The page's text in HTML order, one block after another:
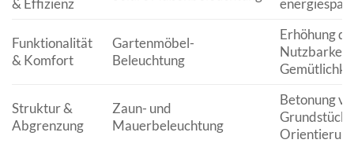
Funktionalität
& Komfort
Gartenmöbel-
Beleuchtung
Erhöhung
Nutzbarkeit,
Struktur &
Abgrenzung
Zaun- und
Mauerbeleuchtung
Betonung